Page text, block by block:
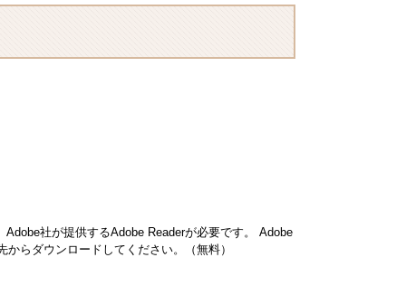
社が提供するAdobe Readerが必要です。
Adobe
らダウンロードしてください。（無料）